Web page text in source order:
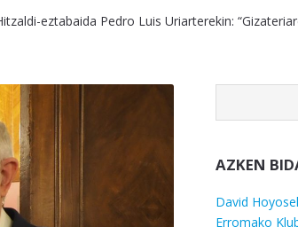
eztabaida Pedro Luis Uriarterekin:
AZKEN
David
Erromako